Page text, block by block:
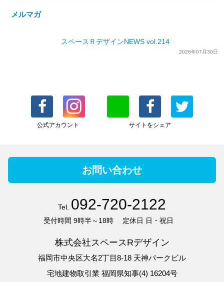
メルマガ
スペースＲデザインNEWS vol.214
2026年07月30日
公式アカウント サイトをシェア
お問い合わせ
Tel. 092-720-2122
受付時間 9時半～18時 定休日 日・祝日
株式会社スペースRデザイン
福岡市中央区大名2丁目8-18 天神パークビル
宅地建物取引業 福岡県知事(4) 16204号